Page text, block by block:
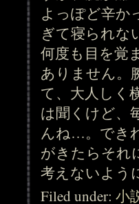
よっぽど辛
ぎて寝られな
何度も目を覚
ありません。
て、大人しく
は聞くけど、
んね…。でき
がきたらそれ
考えないよう
Filed under:小